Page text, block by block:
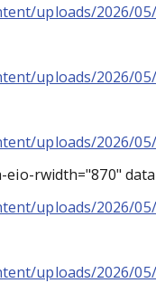
uploads/2026/05/
uploads/2026/05/
uploads/2026/
eio-rwidth="870"
uploads/2026/05/
uploads/2026/05/